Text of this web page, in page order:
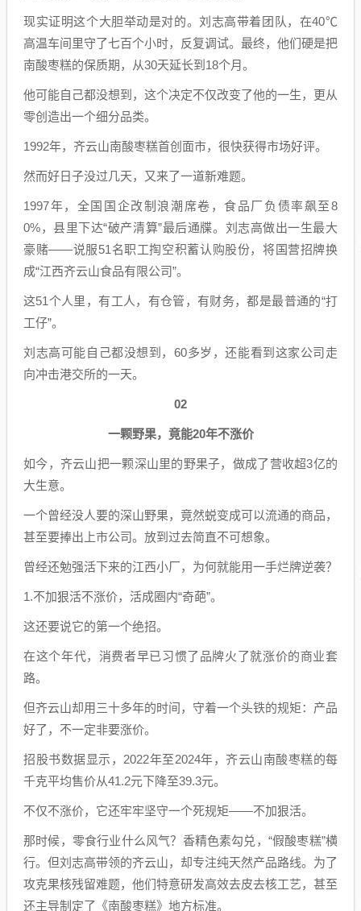
现实证明这个大胆举动是对的。刘志高带着团队，在40℃
高温车间里守了七百个小时，反复调试。最终，他们硬是把
南酸枣糕的保质期，从30天延长到18个月。
他可能自己都没想到，这个决定不仅改变了他的一生，更从
零创造出一个细分品类。
1992年，齐云山南酸枣糕首创面市，很快获得市场好评。
然而好日子没过几天，又来了一道新难题。
1997年，全国国企改制浪潮席卷，食品厂负债率飙至8
0%，县里下达“破产清算”最后通牒。刘志高做出一生最大
豪赌——说服51名职工掏空积蓄认购股份，将国营招牌换
成“江西齐云山食品有限公司”。
这51个人里，有工人，有仓管，有财务，都是最普通的“打
工仔”。
刘志高可能自己都没想到，60多岁，还能看到这家公司走
向冲击港交所的一天。
02
一颗野果，竟能20年不涨价
如今，齐云山把一颗深山里的野果子，做成了营收超3亿的
大生意。
一个曾经没人要的深山野果，竟然蜕变成可以流通的商品，
甚至要捧出上市公司。放到过去简直不可想象。
曾经还勉强活下来的江西小厂，为何就能用一手烂牌逆袭？
1.不加狠活不涨价，活成圈内“奇葩”。
这还要说它的第一个绝招。
在这个年代，消费者早已习惯了品牌火了就涨价的商业套
路。
但齐云山却用三十多年的时间，守着一个头铁的规矩：产品
好了，不一定非要涨价。
招股书数据显示，2022年至2024年，齐云山南酸枣糕的每
千克平均售价从41.2元下降至39.3元。
不仅不涨价，它还牢牢坚守一个死规矩——不加狠活。
那时候，零食行业什么风气？香精色素勾兑，“假酸枣糕”横
行。但刘志高带领的齐云山，却专注纯天然产品路线。为了
攻克果核残留难题，他们特意研发高效去皮去核工艺，甚至
还主导制定了《南酸枣糕》地方标准。